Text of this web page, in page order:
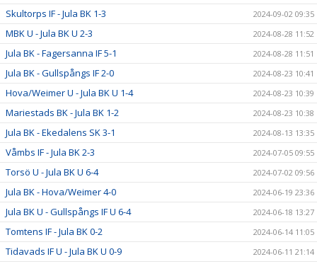
Skultorps IF - Jula BK 1-3 2024-09-02 09:35
MBK U - Jula BK U 2-3 2024-08-28 11:52
Jula BK - Fagersanna IF 5-1 2024-08-28 11:51
Jula BK - Gullspångs IF 2-0 2024-08-23 10:41
Hova/Weimer U - Jula BK U 1-4 2024-08-23 10:39
Mariestads BK - Jula BK 1-2 2024-08-23 10:38
Jula BK - Ekedalens SK 3-1 2024-08-13 13:35
Våmbs IF - Jula BK 2-3 2024-07-05 09:55
Torsö U - Jula BK U 6-4 2024-07-02 09:56
Jula BK - Hova/Weimer 4-0 2024-06-19 23:36
Jula BK U - Gullspångs IF U 6-4 2024-06-18 13:27
Tomtens IF - Jula BK 0-2 2024-06-14 11:05
Tidavads IF U - Jula BK U 0-9 2024-06-11 21:14